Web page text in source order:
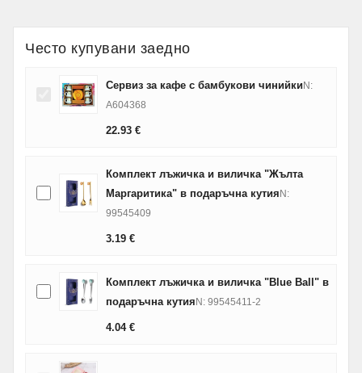
Често купувани заедно
Сервиз за кафе с бамбукови чинийкиN:
A604368
22.93 €
Комплект лъжичка и виличка "Жълта
Маргаритика" в подаръчна кутияN:
99545409
3.19 €
Комплект лъжичка и виличка "Blue Ball" в
подаръчна кутияN: 99545411-2
4.04 €